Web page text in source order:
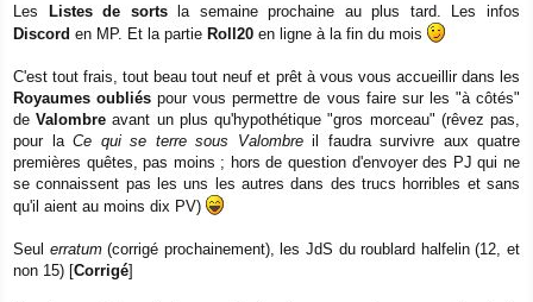
Les Listes de sortsla semaine prochaine au plus tard. Les infos
Discord en MP. Et la partie Roll20 en ligne à la fin du mois
C'est tout frais, tout beau tout neuf et prêt à vous vous accueillir dans les
Royaumes oubliés pour vous permettre de vous faire sur les "à côtés"
deValombre avant un plus qu'hypothétique "gros morceau" (rêvez pas,
pour la Ce qui se terre sous Valombreil faudra survivre aux quatre
premières quêtes, pas moins ; hors de question d'envoyer des PJ qui ne
se connaissent pas les uns les autres dans des trucs horribles et sans
qu'il aient au moins dix PV)
Seul erratum(corrigé prochainement), les JdS du roublard halfelin (12, et
non 15) [Corrigé]